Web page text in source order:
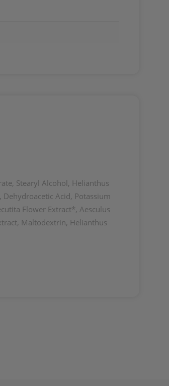
Stearyl Alcohol, Helianthus
Acid, Potassium
Flower Extract*, Aesculus
Maltodextrin, Helianthus